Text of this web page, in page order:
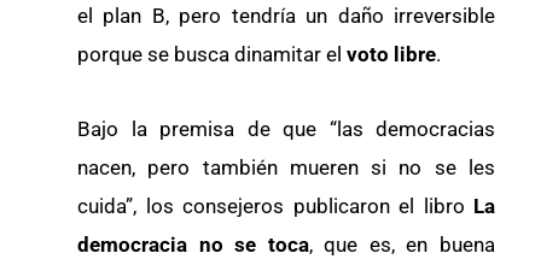
el plan B, pero tendría un daño irreversible
porque se busca dinamitar el voto libre.
Bajo la premisa de que “las democracias
nacen, pero también mueren si no se les
cuida”, los consejeros publicaron el libro La
democracia no se toca, que es, en buena